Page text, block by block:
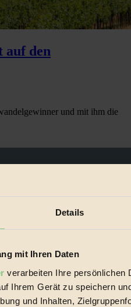
Details
mit Ihren Daten
verarbeiten Ihre persönlichen
Ihrem Gerät zu speichern
und Inhalten,
auf den
und mit ihm die